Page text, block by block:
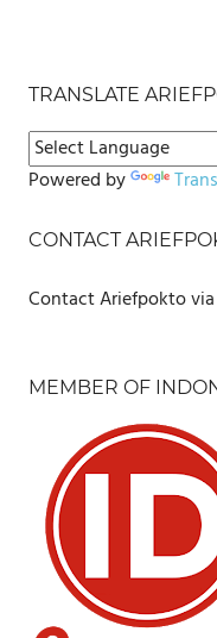
TRANSLATE
Powered by
CONTACT
Contact Ariefpokto via
MEMBER OF